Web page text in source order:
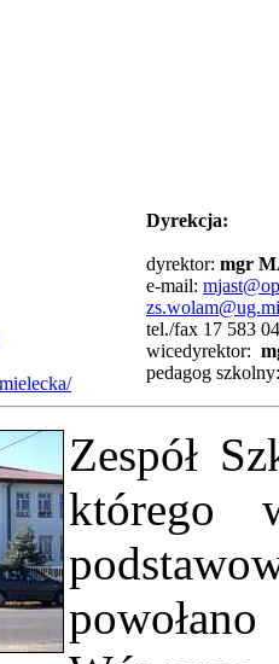
Dyrekcja:
dyrektor: mgr
e-mail:
tel./fax 17 583
wicedyrektor:
pedagog szkolny:
Zespół
którego